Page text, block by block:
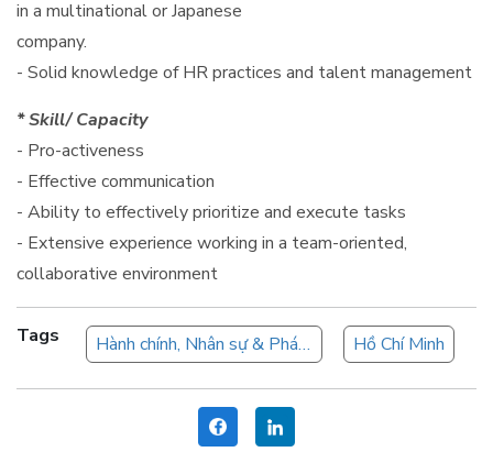
in a multinational or Japanese
company.
- Solid knowledge of HR practices and talent management
* Skill/ Capacity
- Pro-activeness
- Effective communication
- Ability to effectively prioritize and execute tasks
- Extensive experience working in a team-oriented,
collaborative environment
Tags Hành chính, Nhân sự & Pháp chế Hồ Chí Minh